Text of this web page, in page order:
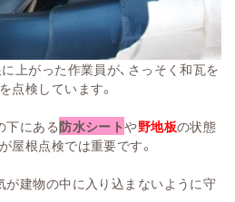
上がった作業員が、さっそく和瓦を
点検しています。
下にある防水シートや野地板の状態
屋根点検では重要です。
が建物の中に入り込まないように守